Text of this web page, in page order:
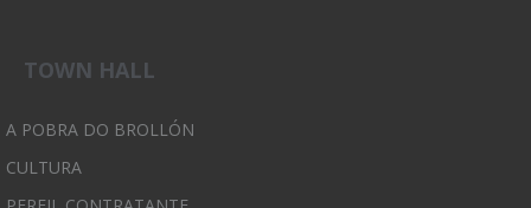
TOWN HALL
A POBRA DO BROLLÓN
CULTURA